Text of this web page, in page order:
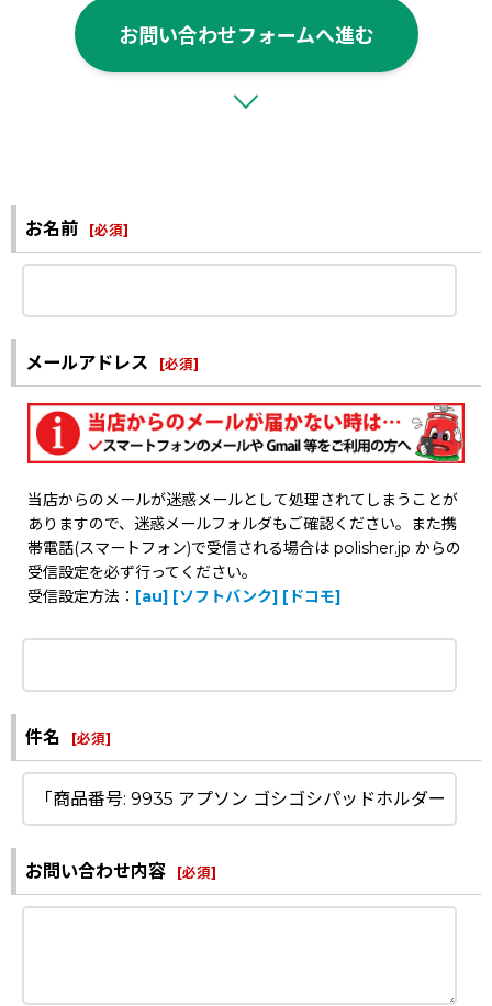
お問い合わせフォームへ進む
お名前 [必須]
メールアドレス [必須]
当店からのメールが迷惑メールとして処理されてしまうことが
ありますので、迷惑メールフォルダもご確認ください。また携
帯電話(スマートフォン)で受信される場合は polisher.jp からの
受信設定を必ず行ってください。
受信設定方法： [au] [ソフトバンク] [ドコモ]
件名 [必須]
お問い合わせ内容 [必須]